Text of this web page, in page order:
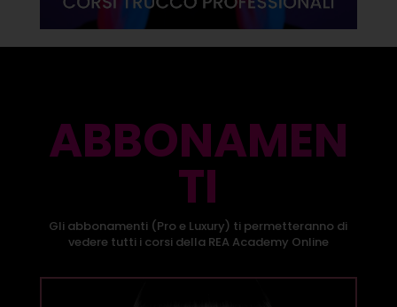
ABBONAMEN
TI
Gli abbonamenti (Pro e Luxury) ti permetteranno di
vedere tutti i corsi della REA Academy Online